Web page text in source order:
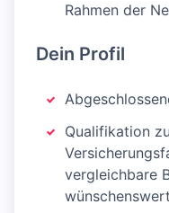
Rahmen der
Dein Profil
Qualifikation
vergleichbare
wünschenswert